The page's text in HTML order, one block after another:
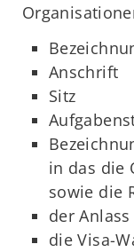
Anschrift
Sitz
in das die
sowie die
der
die Visa-